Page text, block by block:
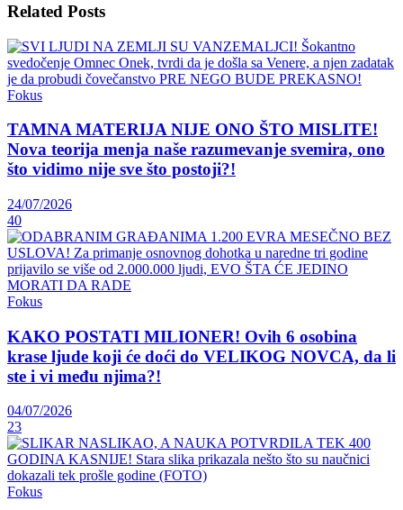
Related Posts
Fokus
TAMNA MATERIJA NIJE ONO ŠTO MISLITE!
Nova teorija menja naše razumevanje svemira, ono
što vidimo nije sve što postoji?!
24/07/2026
40
Fokus
KAKO POSTATI MILIONER! Ovih 6 osobina
krase ljude koji će doći do VELIKOG NOVCA, da li
ste i vi među njima?!
04/07/2026
23
Fokus